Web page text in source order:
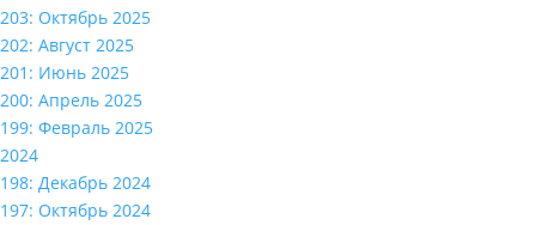
203: Октябрь 2025
202: Август 2025
201: Июнь 2025
200: Апрель 2025
199: Февраль 2025
2024
198: Декабрь 2024
197: Октябрь 2024